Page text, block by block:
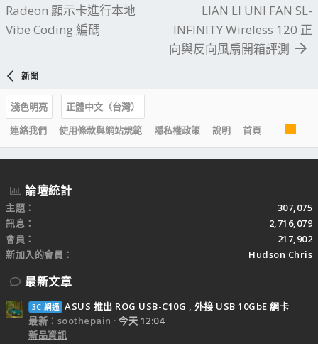
Radeon 顯示卡進行本地
Vibe Coding 編碼
LIAN LI UNI FAN SL-
INFINITY Wireless 120 正
向與反向風扇開箱評測
新聞
淺色明亮
正體中文（台灣）
連絡我們
使用條款與網站規範 隱私權政策 說明 首頁
R
S
S
論壇統計
主題
307,075
訊息
2,716,079
會員
217,902
新加入的會員
Hudson Chris
最新文章
3C.網通 ASUS 推出 ROG USB-C10G , 外接 USB 10GbE 網卡
最新：soothepain
今天 12:04
新品資訊